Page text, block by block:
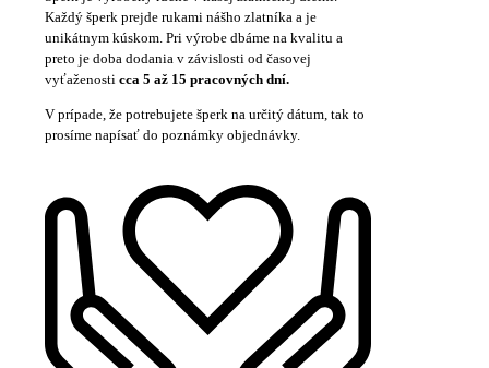
Každý šperk prejde rukami nášho zlatníka a je
unikátnym kúskom. Pri výrobe dbáme na kvalitu a
preto je doba dodania v závislosti od časovej
vyťaženosti cca 5 až 15 pracovných dní.
V prípade, že potrebujete šperk na určitý dátum, tak to
prosíme napísať do poznámky objednávky.